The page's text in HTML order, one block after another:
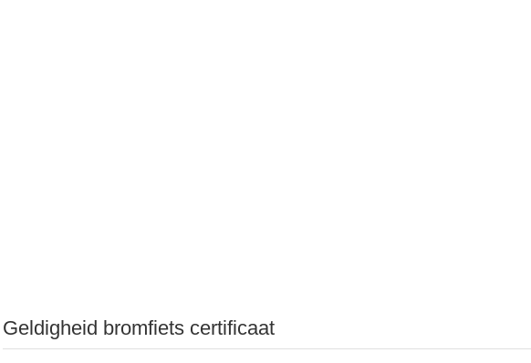
Geldigheid bromfiets certificaat